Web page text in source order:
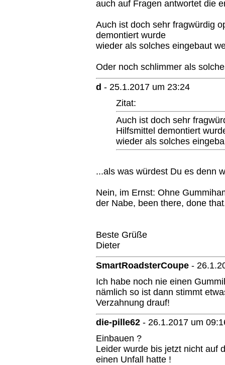
auch auf Fragen antwortet die
Auch ist doch sehr fragwürdig
demontiert wurde
wieder als solches eingebaut
Oder noch schlimmer als
d - 25.1.2017 um 23:24
Zitat:
Auch ist doch sehr
Hilfsmittel demontiert
wieder als solches
...als was würdest Du es denn
Nein, im Ernst: Ohne
der Nabe, been there, done
Beste Grüße
Dieter
SmartRoadsterCoupe -
Ich habe noch nie einen
nämlich so ist dann stimmt
Verzahnung drauf!
die-pille62 - 26.1.2017 um
Einbauen ?
Leider wurde bis jetzt nicht auf
einen Unfall hatte !